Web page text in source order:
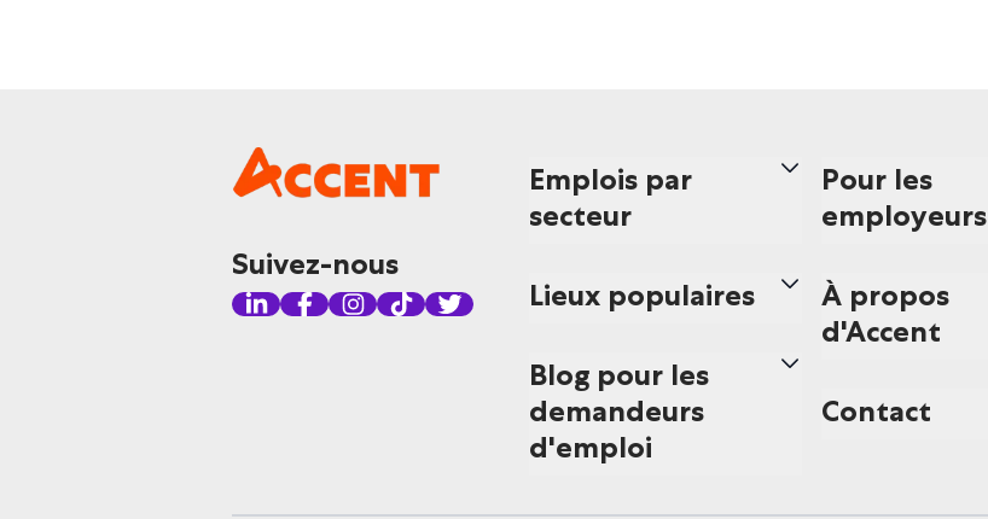
Suivez-nous
Emplois par
secteur
Lieux populaires
Blog pour les
demandeurs
d'emploi
Pour les
employeurs
À propos
d'Accent
Contact